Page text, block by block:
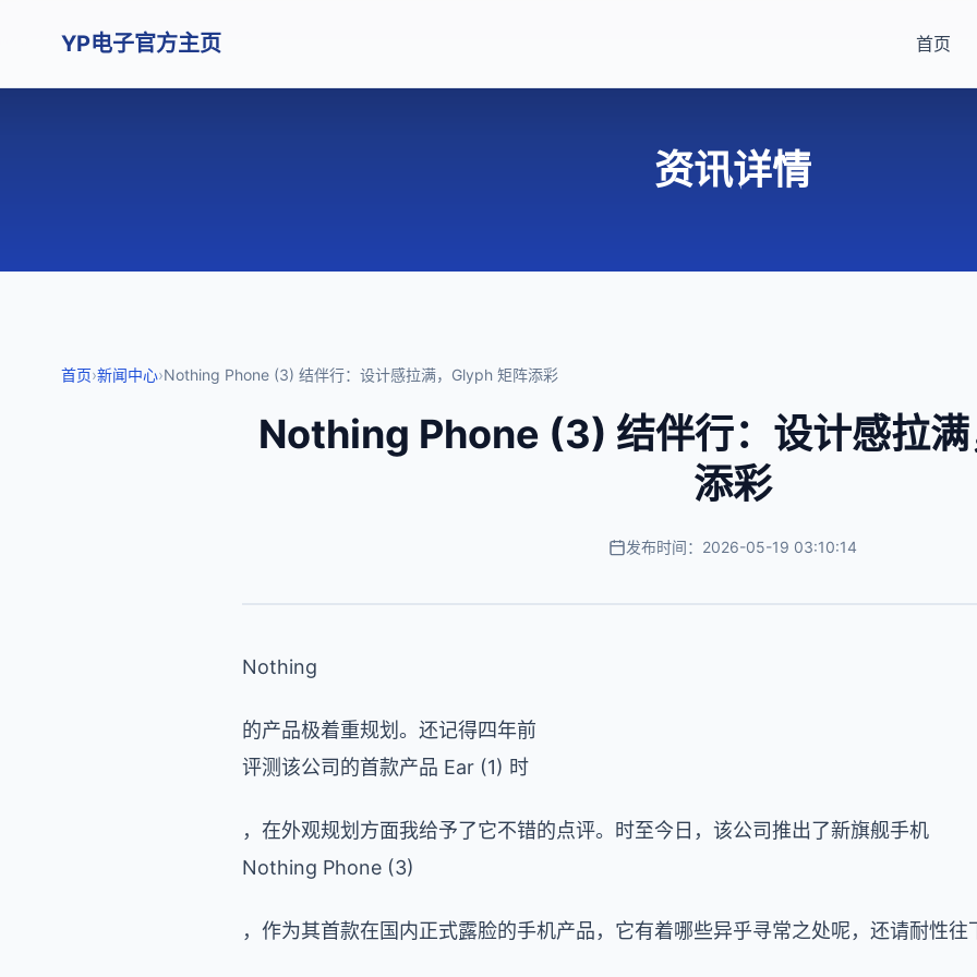
YP电子官方主页 首页
资讯详情
首页›新闻中心›Nothing Phone (3) 结伴行：设计感拉满，Glyph 矩阵添彩
Nothing Phone (3) 结伴行：设计感拉
添彩
发布时间：2026-05-19 03:10:14
Nothing
的产品极着重规划。还记得四年前
评测该公司的首款产品 Ear (1) 时
，在外观规划方面我给予了它不错的点评。时至今日，该公司推出了新旗舰手机
Nothing Phone (3)
，作为其首款在国内正式露脸的手机产品，它有着哪些异乎寻常之处呢，还请耐性往